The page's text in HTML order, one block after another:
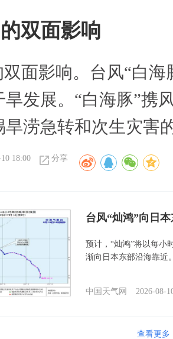
双面影响
双面影响。台风“白
发展。“白海豚”携
旱涝急转和次生灾害
18:00 分享
台风“灿鸿”向日
预计，“灿鸿”将以每小
渐向日本东部沿海靠近
中国天气网 2026-08-
查看更多